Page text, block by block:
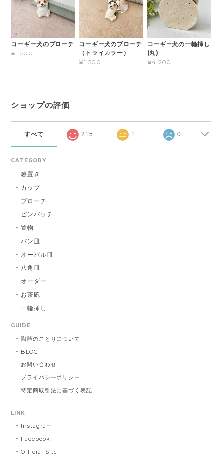
コーギー犬のブローチ
¥1,500
コーギー犬のブローチ
（トライカラー）
¥1,500
コーギー犬の一輪挿し
(丸)
¥4,200
ショップの評価
すべて 215 1 0
CATEGORY
箸置き
カップ
ブローチ
ピンバッチ
置物
パン皿
オーバル皿
八角皿
オーダー
お茶碗
一輪挿し
GUIDE
陶器のことりについて
BLOG
お問い合わせ
プライバシーポリシー
特定商取引法に基づく表記
LINK
Instagram
Facebook
Official Site